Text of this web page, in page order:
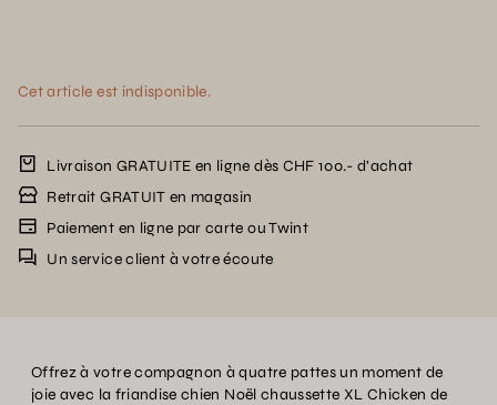
Cet article est indisponible.
Livraison GRATUITE en ligne dès CHF 100.- d’achat
Retrait GRATUIT en magasin
Paiement en ligne par carte ou Twint
Un service client à votre écoute
Offrez à votre compagnon à quatre pattes un moment de
joie avec la friandise chien Noël chaussette XL Chicken de